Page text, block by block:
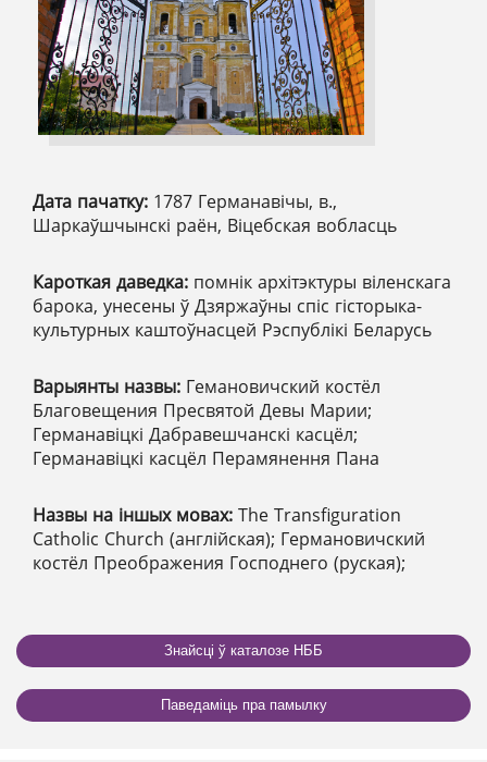
Дата пачатку: 1787 Германавічы, в.,
Шаркаўшчынскі раён, Віцебская вобласць
Кароткая даведка: помнік архітэктуры віленскага
барока, унесены ў Дзяржаўны спіс гісторыка-
культурных каштоўнасцей Рэспублікі Беларусь
Варыянты назвы: Гемановичский костёл
Благовещения Пресвятой Девы Марии;
Германавіцкі Дабравешчанскі касцёл;
Германавіцкі касцёл Перамянення Пана
Назвы на іншых мовах: The Transfiguration
Catholic Church (англійская); Германовичский
костёл Преображения Господнего (руская);
Знайсці ў каталозе НББ
Паведаміць пра памылку